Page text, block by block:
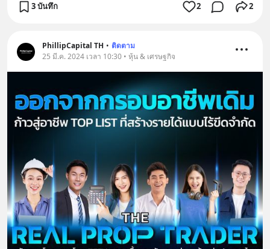
3 บันทึก 2 2
PhillipCapital TH • ติดตาม
25 มี.ค. 2024 เวลา 10:30 • หุ้น & เศรษฐกิจ